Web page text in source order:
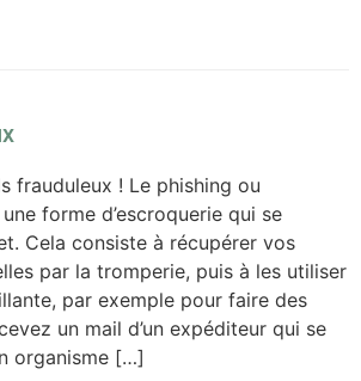
frauduleux ! Le phishing ou
forme d’escroquerie qui se
Cela consiste à récupérer vos
par la tromperie, puis à les utiliser
par exemple pour faire des
un mail d’un expéditeur qui se
organisme […]